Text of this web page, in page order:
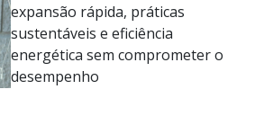
expansão rápida, práticas
sustentáveis e eficiência
energética sem comprometer o
desempenho